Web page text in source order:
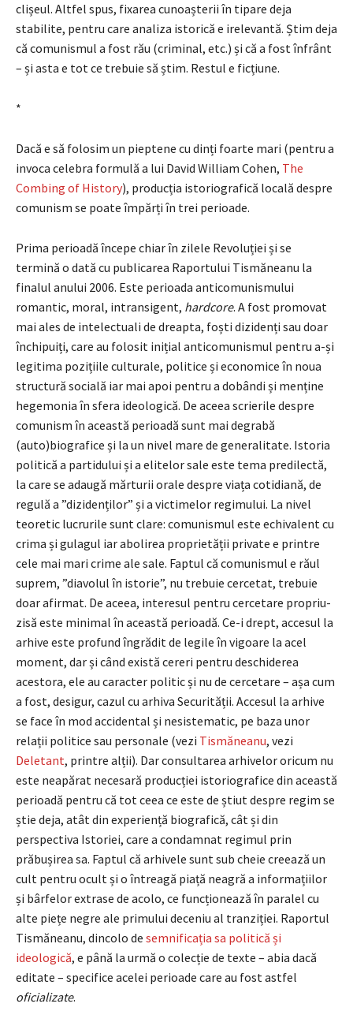
clișeul. Altfel spus, fixarea cunoașterii în tipare deja
stabilite, pentru care analiza istorică e irelevantă. Știm deja
că comunismul a fost rău (criminal, etc.) și că a fost înfrânt
– și asta e tot ce trebuie să știm. Restul e ficțiune.
*
Dacă e să folosim un pieptene cu dinți foarte mari (pentru a
invoca celebra formulă a lui David William Cohen, The
Combing of History), producția istoriografică locală despre
comunism se poate împărți în trei perioade.
Prima perioadă începe chiar în zilele Revoluției și se
termină o dată cu publicarea Raportului Tismăneanu la
finalul anului 2006. Este perioada anticomunismului
romantic, moral, intransigent, hardcore. A fost promovat
mai ales de intelectuali de dreapta, foști dizidenți sau doar
închipuiți, care au folosit inițial anticomunismul pentru a-și
legitima pozițiile culturale, politice și economice în noua
structură socială iar mai apoi pentru a dobândi și menține
hegemonia în sfera ideologică. De aceea scrierile despre
comunism în această perioadă sunt mai degrabă
(auto)biografice și la un nivel mare de generalitate. Istoria
politică a partidului și a elitelor sale este tema predilectă,
la care se adaugă mărturii orale despre viața cotidiană, de
regulă a ”dizidenților” și a victimelor regimului. La nivel
teoretic lucrurile sunt clare: comunismul este echivalent cu
crima și gulagul iar abolirea proprietății private e printre
cele mai mari crime ale sale. Faptul că comunismul e răul
suprem, ”diavolul în istorie”, nu trebuie cercetat, trebuie
doar afirmat. De aceea, interesul pentru cercetare propriu-
zisă este minimal în această perioadă. Ce-i drept, accesul la
arhive este profund îngrădit de legile în vigoare la acel
moment, dar și când există cereri pentru deschiderea
acestora, ele au caracter politic și nu de cercetare – așa cum
a fost, desigur, cazul cu arhiva Securității. Accesul la arhive
se face în mod accidental și nesistematic, pe baza unor
relații politice sau personale (vezi Tismăneanu, vezi
Deletant, printre alții). Dar consultarea arhivelor oricum nu
este neapărat necesară producției istoriografice din această
perioadă pentru că tot ceea ce este de știut despre regim se
știe deja, atât din experiență biografică, cât și din
perspectiva Istoriei, care a condamnat regimul prin
prăbușirea sa. Faptul că arhivele sunt sub cheie creează un
cult pentru ocult și o întreagă piață neagră a informațiilor
și bârfelor extrase de acolo, ce funcționează în paralel cu
alte piețe negre ale primului deceniu al tranziției. Raportul
Tismăneanu, dincolo de semnificația sa politică și
ideologică, e până la urmă o colecție de texte – abia dacă
editate – specifice acelei perioade care au fost astfel
oficializate.